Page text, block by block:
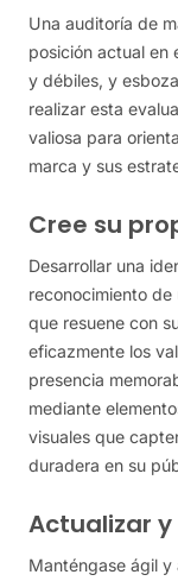
Una auditoría de
posición actual en
y débiles, y
realizar esta
valiosa para
marca y sus
Cree su
Desarrollar una
reconocimiento
que resuene con
eficazmente los
presencia
mediante
visuales que
duradera en su
Actualizar
Manténgase ágil